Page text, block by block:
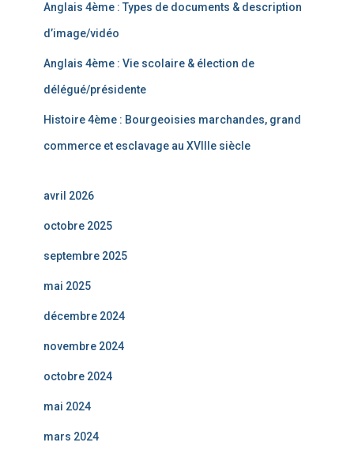
Anglais 4ème : Types de documents & description
d’image/vidéo
Anglais 4ème : Vie scolaire & élection de
délégué/présidente
Histoire 4ème : Bourgeoisies marchandes, grand
commerce et esclavage au XVIIIe siècle
avril 2026
octobre 2025
septembre 2025
mai 2025
décembre 2024
novembre 2024
octobre 2024
mai 2024
mars 2024